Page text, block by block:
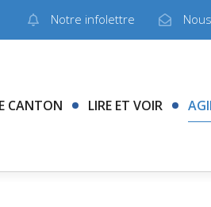
Notre infolettre
CANTON LIRE ET VOIR